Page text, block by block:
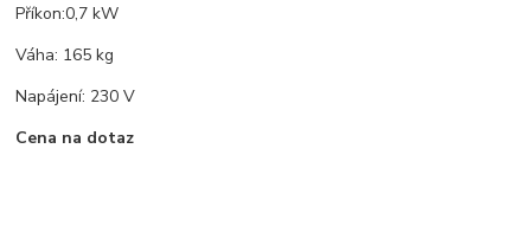
Příkon:0,7 kW
Váha: 165 kg
Napájení: 230 V
Cena na dotaz